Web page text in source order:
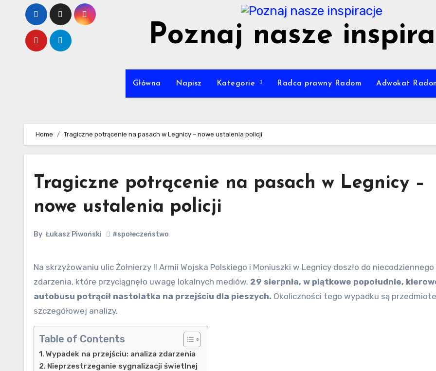
content
Poznaj nasze
Główna Napisz Kategorie Radca prawny Radom Adwokat
Home Tragiczne potrącenie na pasach w Legnicy – nowe ustalenia policji
Tragiczne potrącenie na pasach w Legnicy –
nowe ustalenia policji
By Łukasz Piwoński #społeczeństwo
Na skrzyżowaniu ulic Żołnierzy II Armii Wojska Polskiego i Moniuszki w Legnicy doszło do niecodziennego
zdarzenia, które przyciągnęło uwagę lokalnych mediów. 29 sierpnia, w piątkowe popołudnie,
autobusu potrącił nastolatka na przejściu dla pieszych. Okoliczności tego wypadku są
szczegółowej analizy.
Table of Contents
Wypadek na przejściu: analiza zdarzenia
Nieprzestrzeganie sygnalizacji świetlnej